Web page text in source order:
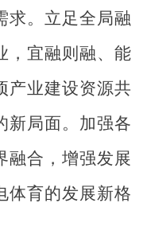
求。立足全局融
，宜融则融、能
产业建设资源共
新局面。加强各
融合，增强发展
体育的发展新格